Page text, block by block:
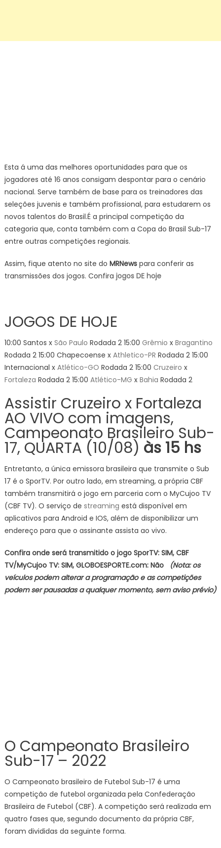
Esta á uma das melhores oportunidades para que os
jogadores até 16 anos consigam despontar para o cenário
nacional. Serve também de base para os treinadores das
seleções juvenis e também profissional, para estudarem os
novos talentos do Brasil.É a principal competição da
categoria que, conta também com a Copa do Brasil Sub-17
entre outras competições regionais.
Assim, fique atento no site do MRNewspara conferir as
transmissões dos jogos. Confira jogos DE hoje
JOGOS DE HOJE
10:00 Santos x São Paulo Rodada 2 15:00 Grêmio x Bragantino
Rodada 2 15:00 Chapecoense x Athletico-PR Rodada 2 15:00
Internacional x Atlético-GO Rodada 2 15:00 Cruzeiro x
Fortaleza Rodada 2 15:00 Atlético-MG x Bahia Rodada 2
Assistir Cruzeiro x Fortaleza
AO VIVO com imagens,
Campeonato Brasileiro Sub-
17, QUARTA (10/08) às 15 hs
Entretanto, a única emissora brasileira que transmite o Sub
17 é o SporTV. Por outro lado, em streaming, a própria CBF
também transmitirá o jogo em parceria com o MyCujoo TV
(CBF TV). O serviço de streaming está disponível em
aplicativos para Android e IOS, além de disponibilizar um
endereço para que o assinante assista ao vivo.
Confira onde será transmitido o jogo SporTV: SIM, CBF
TV/MyCujoo TV: SIM, GLOBOESPORTE.com: Não
(Nota: os
veículos podem alterar a programação e as competições
podem ser pausadas a qualquer momento, sem aviso prévio)
O Campeonato Brasileiro
Sub-17 – 2022
O Campeonato brasileiro de Futebol Sub-17 é uma
competição de futebol organizada pela Confederação
Brasileira de Futebol (CBF). A competição será realizada em
quatro fases que, segundo documento da própria CBF,
foram divididas da seguinte forma.